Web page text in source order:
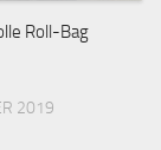
Roll-Bag
2019